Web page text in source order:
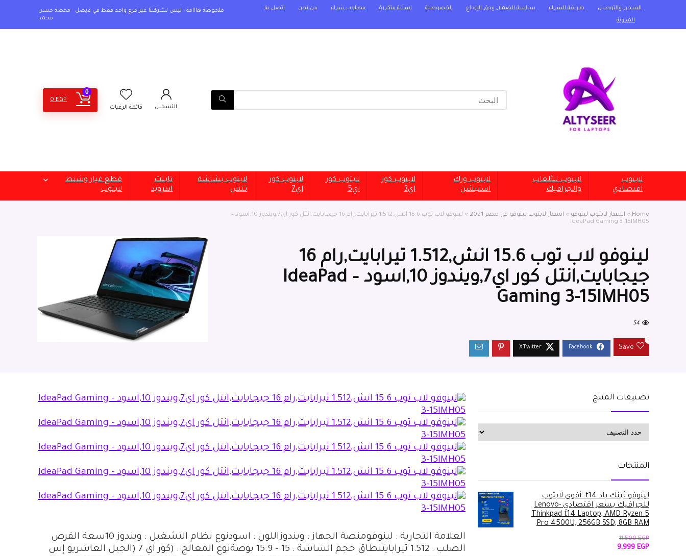
الشحن والتوصيل طريقة الشراء سياسة الضمان وحق الإرجاع الخصوصية اسئلة متكررة مطلوب شراء من نحن
اتصل بنا
المدونة
ملحوظة هااامة : ليس لشركتنا غير فرع واحد فقط في فيصل - محطة حسن
محمد
التسجيل قائمة الرغبات
0
0 EGP
لابتوب
اقتصادي
لابتوب للألعاب
والجرافيك
لابتوب ورك
استيشن
لابتوب كور
اي3
لابتوب كور
اي5
لابتوب كور
اي7
لابتوب بشاشة
تتش
تابلت
اندرويد
قطع غيار وشنط
لابتوب
Home
» اسعار لابتوب لينوفو » اسعار لابتوب لينوفو في مصر 2021 »
لينوفو لاب توب 15.6 انش,1.512 تيرابايت,رام 16 جيجابايت,انتل كور اي7,ويندوز 10,اسود –
IdeaPad Gaming 3-15IMH05
لينوفو لاب توب 15.6 انش,1.512 تيرابايت,رام 16
جيجابايت,انتل كور اي7,ويندوز 10,اسود – IdeaPad
Gaming 3-15IMH05
54
Save
0
العلامة التجارية : لينوفومنصة الجهاز : ويندوزاللون : اسودنوع نظام التشغيل : ويندوز 10سعة القرص
الصلب : 1.512 تيرابايتنطاق حجم الشاشة : 15 – 15.9 بوصةنوع المعالج : (كور اي 7 (الجيل العاشريو إس
تصنيفات المنتج
المنتجات
لينوفو ثينك باد t14: أقوى لابتوب
للجرافيك بسعر اقتصادي -Lenovo
Thinkpad t14 Laptop, AMD Ryzen 5
Pro 4500U, 256GB SSD, 8GB RAM
11,500EGP
السعر9,999 EGP